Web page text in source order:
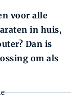
voor alle
in huis,
Dan is
om als